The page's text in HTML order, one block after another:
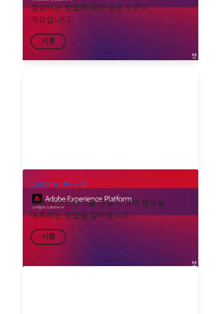
생성하는 방법에 대한 높은 수준의
개요입니다.
시청
Customer AI 구성
고객 AI 인스턴스를 만들어 고객 행동을
예측하는 방법을 알아봅니다.
시청